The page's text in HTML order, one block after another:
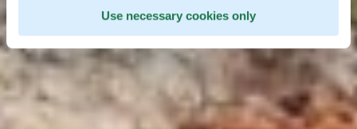
Use necessary cookies only